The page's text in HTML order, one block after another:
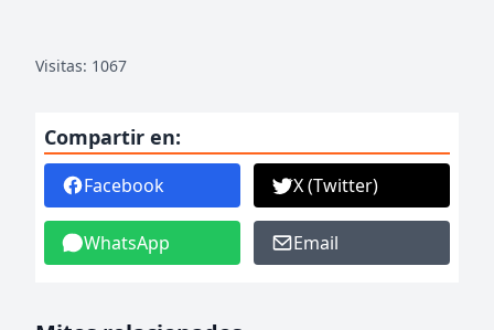
Visitas: 1067
Compartir en:
Facebook X (Twitter)
WhatsApp Email